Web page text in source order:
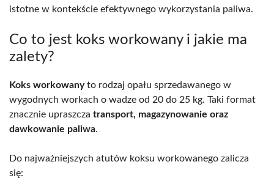
istotne w kontekście efektywnego wykorzystania paliwa.
Co to jest koks workowany i jakie ma
zalety?
Koks workowanyto rodzaj opału sprzedawanego w
wygodnych workach o wadze od 20 do 25 kg. Taki format
znacznie upraszcza transport, magazynowanie oraz
dawkowanie paliwa.
Do najważniejszych atutów koksu workowanego zalicza
się: